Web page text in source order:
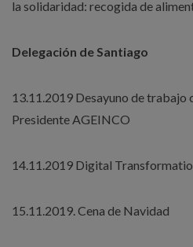
la solidaridad: recogida de
Delegación de Santiago
13.11.2019 Desayuno de trabajo
Presidente AGEINCO
14.11.2019 Digital
15.11.2019. Cena de Navidad